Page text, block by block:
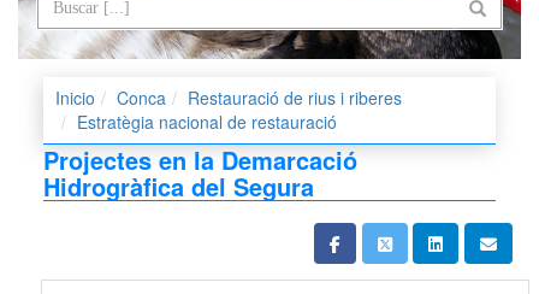
Inicio Conca
Restauració de rius i riberes
Estratègia nacional de restauració
Projectes en la Demarcació
Hidrogràfica del Segura